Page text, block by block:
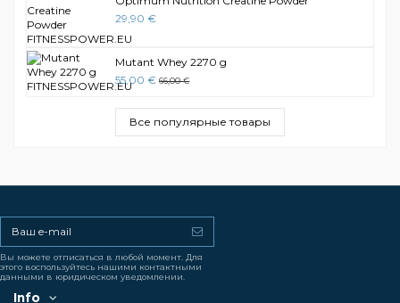
29,90 €
Mutant Whey 2270 g
55,00 € 66,00 €
Все популярные товары
Вы можете отписаться в любой момент. Для
этого воспользуйтесь нашими контактными
данными в юридическом уведомлении.
Info